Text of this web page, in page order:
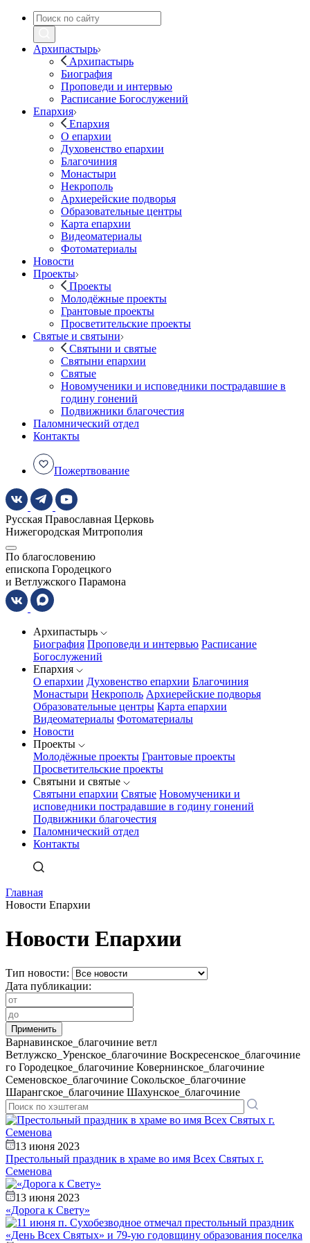
Архипастырь
Архипастырь
Биография
Проповеди и интервью
Расписание Богослужений
Епархия
Епархия
О епархии
Духовенство епархии
Благочиния
Монастыри
Некрополь
Архиерейские подворья
Образовательные центры
Карта епархии
Видеоматериалы
Фотоматериалы
Новости
Проекты
Проекты
Молодёжные проекты
Грантовые проекты
Просветительские проекты
Святые и святыни
Святыни и святые
Святыни епархии
Святые
Новомученики и исповедники пострадавшие в
годину гонений
Подвижники благочестия
Паломнический отдел
Контакты
Пожертвование
Русская Православная Церковь
Нижегородская Митрополия
По благословению
епископа Городецкого
и Ветлужского Парамона
Архипастырь
Биография Проповеди и интервью Расписание
Богослужений
Епархия
О епархии Духовенство епархии Благочиния
Монастыри Некрополь Архиерейские подворья
Образовательные центры Карта епархии
Видеоматериалы Фотоматериалы
Новости
Проекты
Молодёжные проекты Грантовые проекты
Просветительские проекты
Святыни и святые
Святыни епархии Святые Новомученики и
исповедники пострадавшие в годину гонений
Подвижники благочестия
Паломнический отдел
Контакты
Главная
Новости Епархии
Новости Епархии
Тип новости:
Дата публикации:
Варнавинское_благочиние ветл
Ветлужско_Уренское_благочиние Воскресенское_благочиние
го Городецкое_благочиние Ковернинское_благочиние
Семеновское_благочиние Сокольское_благочиние
Шарангское_благочиние Шахунское_благочиние
13 июня 2023
Престольный праздник в храме во имя Всех Святых г.
Семенова
13 июня 2023
«Дорога к Свету»